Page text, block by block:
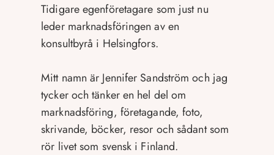
Tidigare egenföretagare som just nu
leder marknadsföringen av en
konsultbyrå i Helsingfors.
Mitt namn är Jennifer Sandström och jag
tycker och tänker en hel del om
marknadsföring, företagande, foto,
skrivande, böcker, resor och sådant som
rör livet som svensk i Finland.